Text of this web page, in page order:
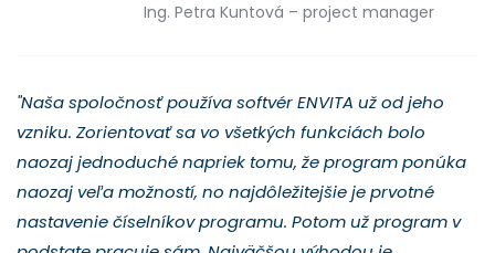
Ing. Petra Kuntová – project manager
"Naša spoločnosť používa softvér ENVITA už od jeho
vzniku. Zorientovať sa vo všetkých funkciách bolo
naozaj jednoduché napriek tomu, že program ponúka
naozaj veľa možností, no najdôležitejšie je prvotné
nastavenie číselníkov programu. Potom už program v